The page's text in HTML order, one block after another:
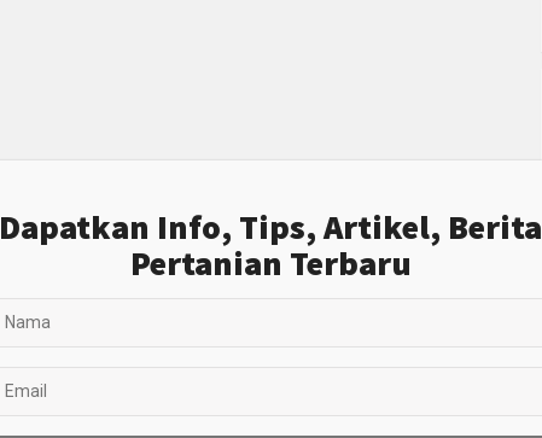
Dapatkan Info, Tips, Artikel, Berita
Pertanian Terbaru